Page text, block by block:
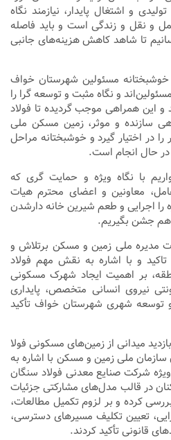
و اشتغال پایدار، نیازمند نگاه
و نقل و زندگی است و باید فاصله
تا شاهد کاهش هزینه‌های جانبی
مسئولین شهرستان خواف
و نگاه مثبت و توسعه گرا را
و این همراهی موجب گردیده تا فولاد
سازنده و موثر، زمین مسکن ملی
مساحت ۱۴۰ هکتار را در اختیار گیرد و خوشبختانه مراحل
حال انجام است.
با نگاه ویژه و حمایت گری که
معاونین و اعضای محترم هیات
را اجرایی و طعم شیرین خانه دارشدن
هم جشن بگیریم.
مدیره ملی زمین و مسکن برتلاش و
و با اشاره به نقش مهم فولاد
بر اهمیت ایجاد شهرک مسکونی
نیروی انسانی متخصص، پایداری
و توسعه شهری شهرستان خواف تأکید
میدانی از زمین‌های مسکونی فولا
ملی زمین و مسکن با اشاره به
شرکت صنایع معدنی فولاد سنگان
در قالب مدل‌های مشارکتی جزئیات
کرده و بر لزوم تکمیل مطالعات،
تعیین تکلیف مسیر‌های دسترسی،
قانونی تأکید کردند.